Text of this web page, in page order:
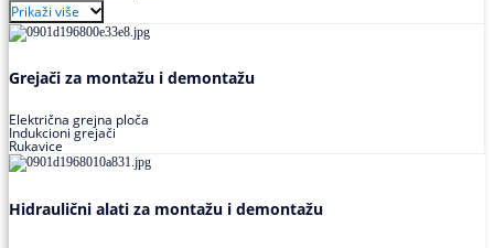
Prikaži više
Grejači za montažu i demontažu
Električna grejna ploča
Indukcioni grejači
Rukavice
Hidraulični alati za montažu i demontažu